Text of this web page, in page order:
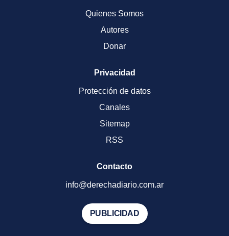
Quienes Somos
Autores
Donar
Privacidad
Protección de datos
Canales
Sitemap
RSS
Contacto
info@derechadiario.com.ar
PUBLICIDAD